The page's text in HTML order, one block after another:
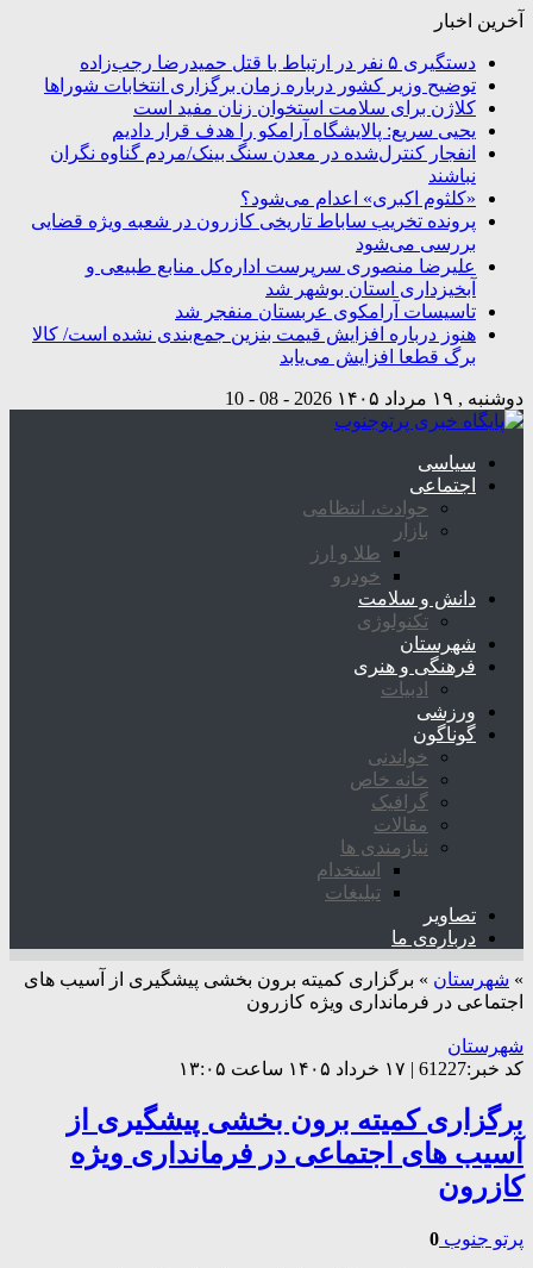
آخرین اخبار
دستگیری ۵ نفر در ارتباط با قتل حمیدرضا رجب‌زاده
توضیح وزیر کشور درباره زمان برگزاری انتخابات شوراها
کلاژن برای سلامت استخوان زنان مفید است
یحیی سریع: پالایشگاه آرامکو را هدف قرار دادیم
انفجار کنترل‌شده در معدن سنگ بینک/مردم گناوه نگران
نباشند
«کلثوم اکبری» اعدام می‌شود؟
پرونده تخریب ساباط تاریخی کازرون در شعبه ویژه قضایی
بررسی می‌شود
علیرضا منصوری سرپرست اداره‌کل منابع طبیعی و
آبخیزداری استان بوشهر شد
تاسیسات آرامکوی عربستان منفجر شد
هنوز درباره افزایش قیمت بنزین جمع‌بندی نشده است/ کالا
برگ قطعا افزایش می‌یابد
دوشنبه , ۱۹ مرداد ۱۴۰۵ 2026 - 08 - 10
سیاسی
اجتماعی
حوادث، انتظامی
بازار
طلا و ارز
خودرو
دانش و سلامت
تکنولوژی
شهرستان
فرهنگی و هنری
ادبیات
ورزشی
گوناگون
خواندنی
خانه خاص
گرافیک
مقالات
نیازمندی ها
استخدام
تبلیغات
تصاویر
درباره‌ی ما
» شهرستان » برگزاری کمیته برون بخشی پیشگیری از آسیب های
اجتماعی در فرمانداری ویژه کازرون
شهرستان
کد خبر:61227 | ۱۷ خرداد ۱۴۰۵ ساعت ۱۳:۰۵
برگزاری کمیته برون بخشی پیشگیری از
آسیب های اجتماعی در فرمانداری ویژه
کازرون
پرتو جنوب 0